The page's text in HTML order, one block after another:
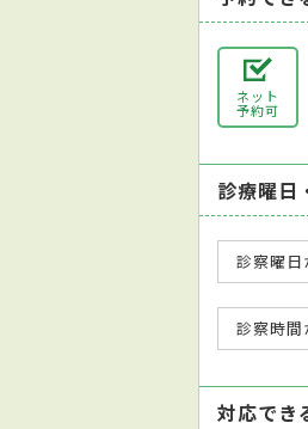
ネット
予約可
診療曜日
診察曜日
診察時間
対応でき